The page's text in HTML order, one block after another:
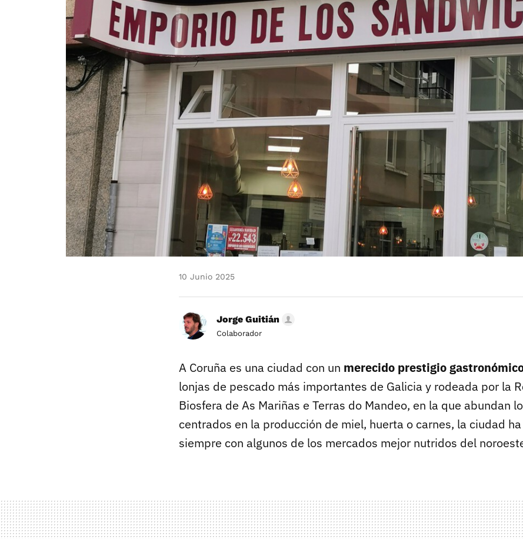
10 Junio 2025
Jorge Guitián
Colaborador
A Coruña es una ciudad con un merecido prestigio
lonjas de pescado más importantes de Galicia y rodeada por la
Biosfera de As Mariñas e Terras do Mandeo, en la que abundan
centrados en la producción de miel, huerta o carnes, la ciudad
siempre con algunos de los mercados mejor nutridos del